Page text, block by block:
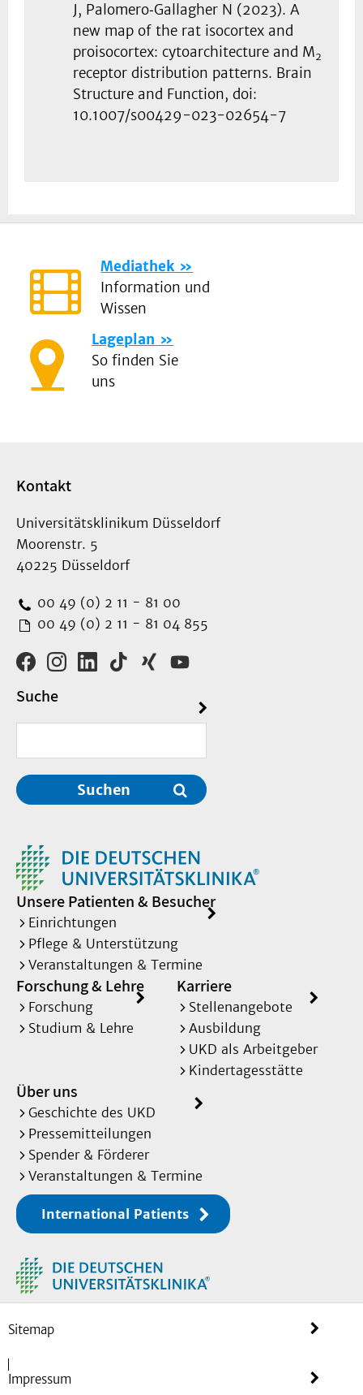
J, Palomero‑Gallagher N (2023). A
new map of the rat isocortex and
proisocortex: cytoarchitecture and M2
receptor distribution patterns. Brain
Structure and Function, doi:
10.1007/s00429-023-02654-7
Mediathek
Information und
Wissen
Lageplan
So finden Sie
uns
Kontakt
Universitätsklinikum Düsseldorf
Moorenstr. 5
40225 Düsseldorf
00 49 (0) 2 11 - 81 00
00 49 (0) 2 11 - 81 04 855
Suche
Suchen
Unsere Patienten & Besucher
Einrichtungen
Pflege & Unterstützung
Veranstaltungen & Termine
Forschung & Lehre
Forschung
Studium & Lehre
Karriere
Stellenangebote
Ausbildung
UKD als Arbeitgeber
Kindertagesstätte
Über uns
Geschichte des UKD
Pressemitteilungen
Spender & Förderer
Veranstaltungen & Termine
International Patients
Sitemap
Impressum